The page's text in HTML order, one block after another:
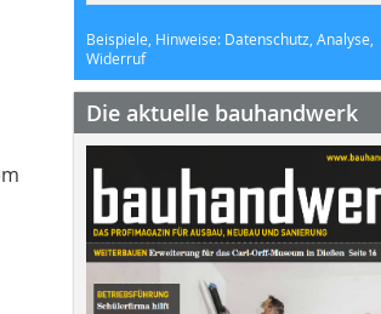
Beispiele, Hinweise: Datenschutz, Analyse,
Widerruf
Die aktuelle bauhandwerk